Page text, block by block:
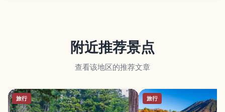
附近推荐景点
查看该地区的推荐文章
旅行 旅行